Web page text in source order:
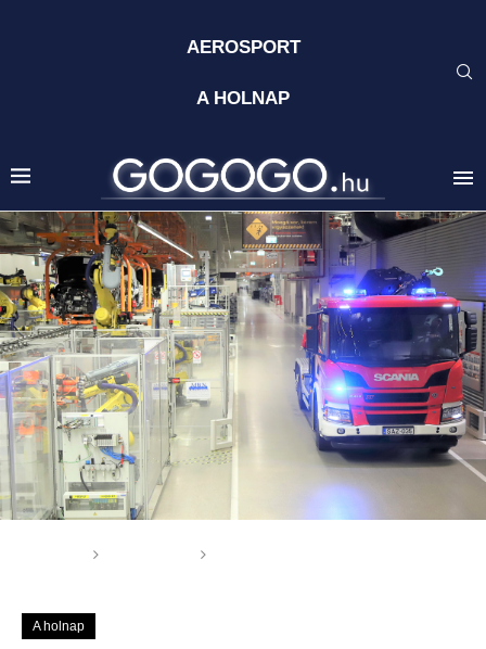
AEROSPORT
A HOLNAP
A holnap